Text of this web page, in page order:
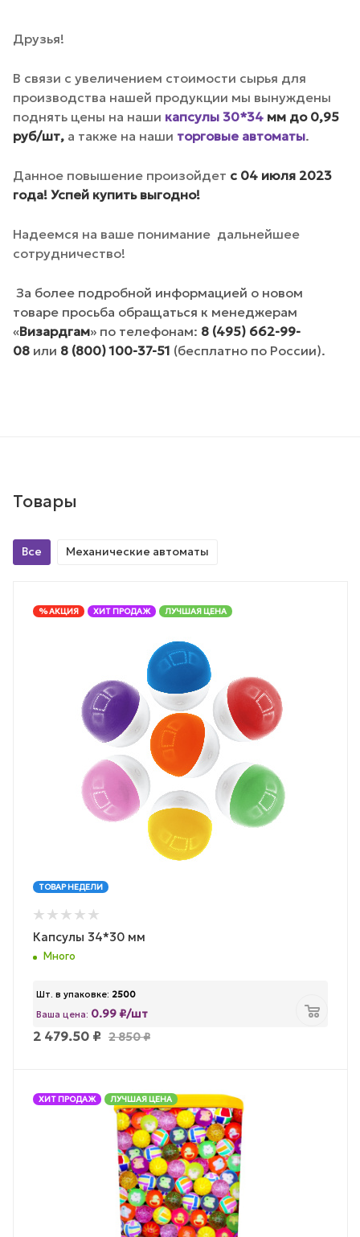
Друзья!
В связи с увеличением стоимости сырья для
производства нашей продукции мы вынуждены
поднять цены на наши капсулы 30*34 мм до 0,95
руб/шт, а также на наши торговые автоматы.
Данное повышение произойдет с 04 июля 2023
года! Успей купить выгодно!
Надеемся на ваше понимание дальнейшее
сотрудничество!
За более подробной информацией о новом
товаре просьба обращаться к менеджерам
«Визардгам» по телефонам: 8 (495) 662-99-
08 или 8 (800) 100-37-51 (бесплатно по России).
Товары
Все Механические автоматы
% АКЦИЯ ХИТ ПРОДАЖ ЛУЧШАЯ ЦЕНА
ТОВАР НЕДЕЛИ
Капсулы 34*30 мм
Много
Шт. в упаковке: 2500
Ваша цена: 0.99 ₽/шт
2 479.50 ₽ 2 850₽
ХИТ ПРОДАЖ ЛУЧШАЯ ЦЕНА